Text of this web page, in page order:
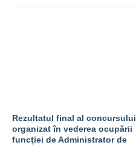
Rezultatul final al concursului
organizat în vederea ocupării
funcţiei de Administrator de